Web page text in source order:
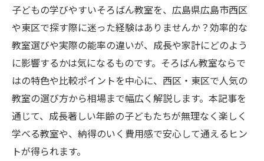
子どもの学びやすいそろばん教室を、広島県広島市西区
や東区で探す際に迷った経験はありませんか？効率的な
教室選びや実際の能率の違いが、成長や家計にどのよう
に影響するかは気になるものです。そろばん教室ならで
はの特色や比較ポイントを中心に、西区・東区で人気の
教室の選び方から相場まで幅広く解説します。本記事を
通じて、成長著しい年齢の子どもたちが無理なく楽しく
学べる教室や、納得のいく費用感で安心して通えるヒン
トが得られます。